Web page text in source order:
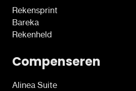
Rekensprint
Bareka
Rekenheld
Compenseren
Alinea Suite